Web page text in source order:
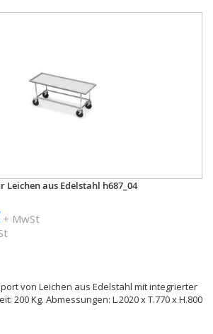
aus Edelstahl h687_04
+ MwSt
von Leichen aus Edelstahl mit integrierter
200 Kg. Abmessungen: L.2020 x T.770 x H.800